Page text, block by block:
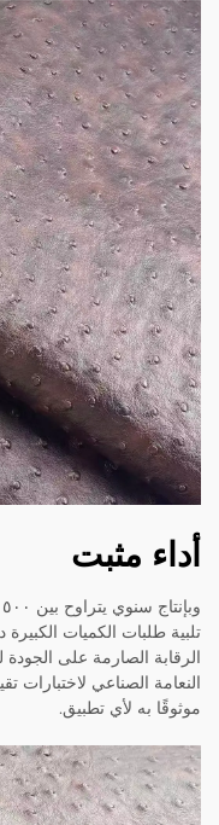
أداء مثبت
تلبية طلبات الكميات
الرقابة الصارمة على
النعامة الصناعي لاختبارات
موثوقًا به لأي تطبيق.